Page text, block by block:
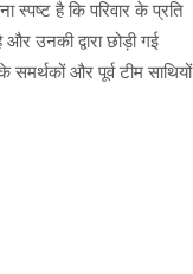
स्पष्ट है कि परिवार के प्रति
उनकी द्वारा छोड़ी गई
और पूर्व टीम साथियों